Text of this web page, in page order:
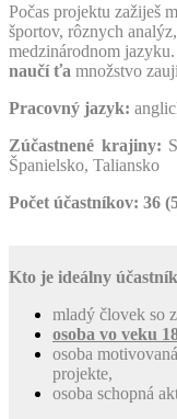
Počas projektu zažiješ
športov, rôznych
medzinárodnom
naučí ťa množstvo
Pracovný jazyk:
Zúčastnené krajiny:
Španielsko, Taliansko
Počet účastníkov: 36
Kto je ideálny
mladý človek so
osoba vo veku
osoba
projekte,
osoba schopná